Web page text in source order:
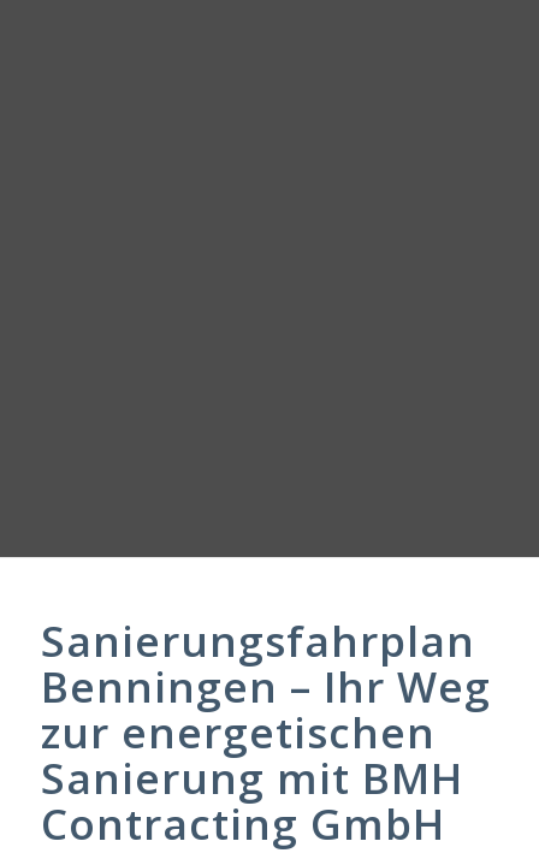
Sanierungsfahrplan
Benningen – Ihr Weg
zur energetischen
Sanierung mit BMH
Contracting GmbH